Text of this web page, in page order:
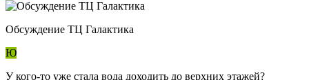
Обсуждение ТЦ Галактика
Ю
У кого-то уже стала вода доходить до верхних этажей?